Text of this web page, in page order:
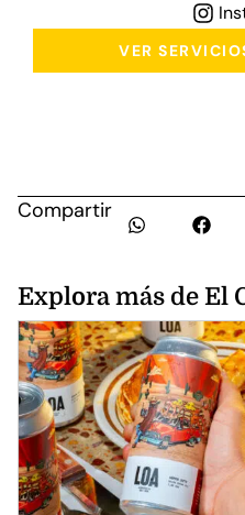
VER
Compartir
Explora más de El